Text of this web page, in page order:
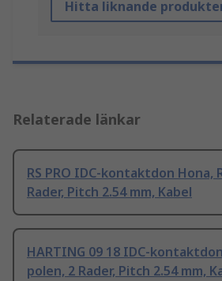
Hitta liknande
Relaterade länkar
RS PRO IDC-kontaktdon Hona,
Rader, Pitch 2.54 mm, Kabel
HARTING 09 18 IDC-
polen, 2 Rader, Pitch 2.54 mm,